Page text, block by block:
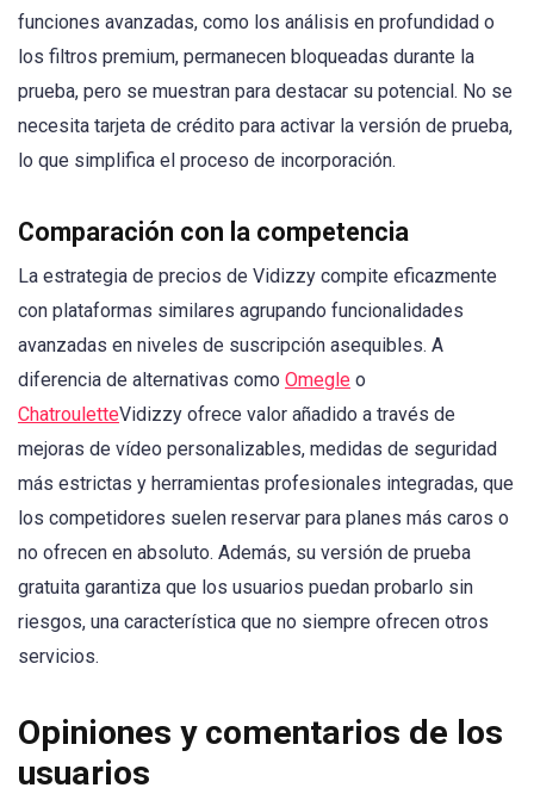
funciones avanzadas, como los análisis en profundidad o
los filtros premium, permanecen bloqueadas durante la
prueba, pero se muestran para destacar su potencial. No se
necesita tarjeta de crédito para activar la versión de prueba,
lo que simplifica el proceso de incorporación.
Comparación con la competencia
La estrategia de precios de Vidizzy compite eficazmente
con plataformas similares agrupando funcionalidades
avanzadas en niveles de suscripción asequibles. A
diferencia de alternativas como Omegle o
ChatrouletteVidizzy ofrece valor añadido a través de
mejoras de vídeo personalizables, medidas de seguridad
más estrictas y herramientas profesionales integradas, que
los competidores suelen reservar para planes más caros o
no ofrecen en absoluto. Además, su versión de prueba
gratuita garantiza que los usuarios puedan probarlo sin
riesgos, una característica que no siempre ofrecen otros
servicios.
Opiniones y comentarios de los
usuarios